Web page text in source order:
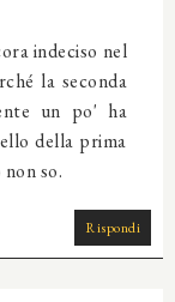
indeciso nel
la seconda
un po' ha
della prima
so.
Rispondi